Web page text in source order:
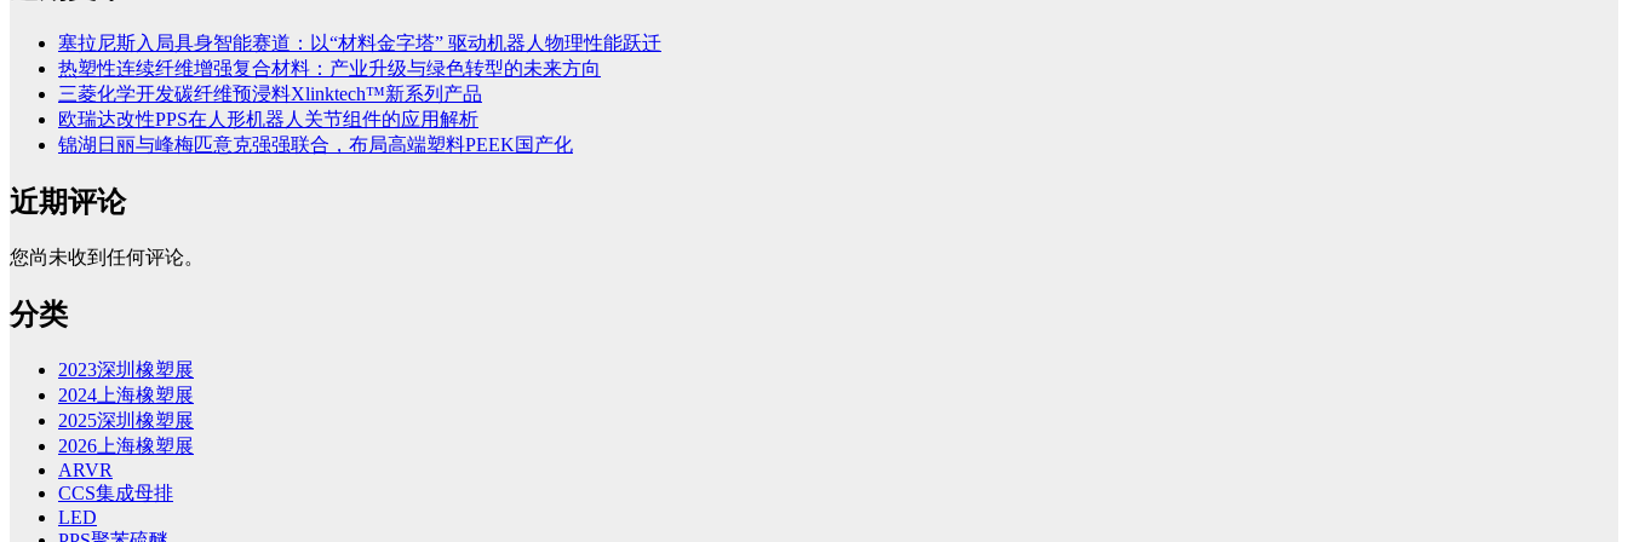
塞拉尼斯入局具身智能赛道：以“材料金字塔” 驱动机器人物理性能跃迁
热塑性连续纤维增强复合材料：产业升级与绿色转型的未来方向
三菱化学开发碳纤维预浸料Xlinktech™新系列产品
欧瑞达改性PPS在人形机器人关节组件的应用解析
锦湖日丽与峰梅匹意克强强联合，布局高端塑料PEEK国产化
近期评论
您尚未收到任何评论。
分类
2023深圳橡塑展
2024上海橡塑展
2025深圳橡塑展
2026上海橡塑展
ARVR
CCS集成母排
LED